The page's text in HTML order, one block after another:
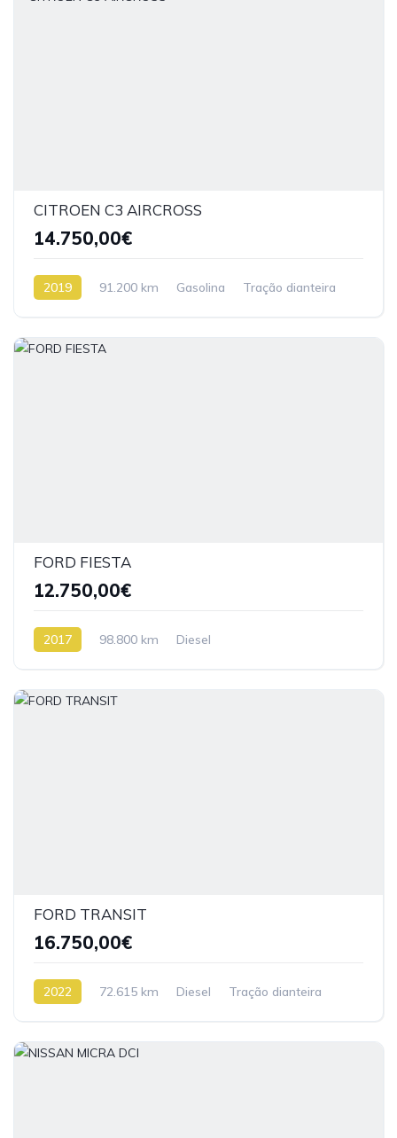
CITROEN C3 AIRCROSS
14.750,00€
2019 91.200 km Gasolina Tração dianteira
FORD FIESTA
12.750,00€
2017 98.800 km Diesel
FORD TRANSIT
16.750,00€
2022 72.615 km Diesel Tração dianteira